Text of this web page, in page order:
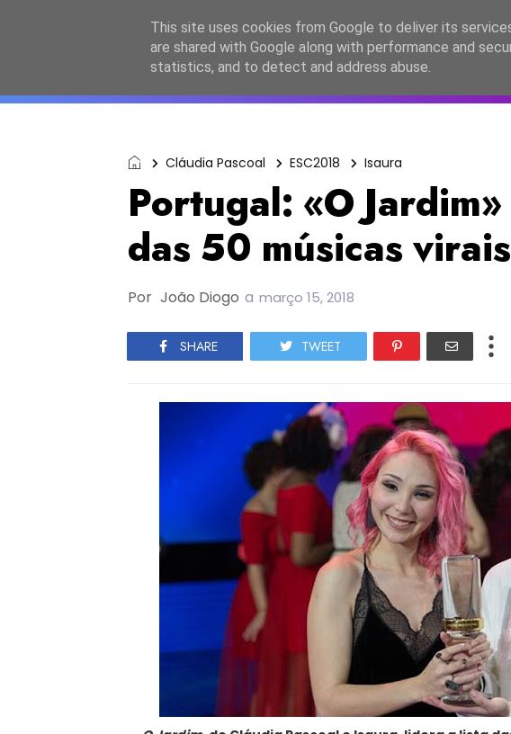
ESC2027 JESC2026 FC2026
Cláudia Pascoal ESC2018 Isaura
Portugal: «O
das 50 músicas
Por João Diogo a março 15, 2018
SHARE TWEET
This site uses cookies from Google to deliver its
are shared with Google along with performance and
statistics, and to detect and address abuse.